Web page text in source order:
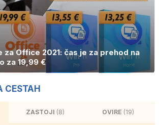
za Office 2021: čas je za prehod na
za 19,99 €
CESTAH
ZASTOJI (8) OVIRE (19)